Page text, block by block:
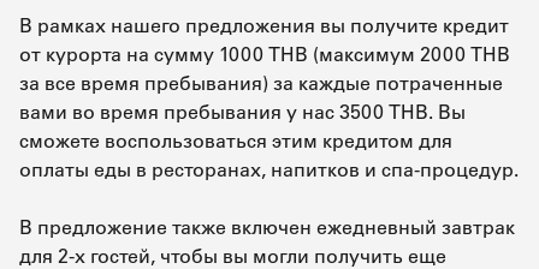
В рамках нашего предложения вы получите кредит
от курорта на сумму 1000 THB (максимум 2000 THB
за все время пребывания) за каждые потраченные
вами во время пребывания у нас 3500 THB. Вы
сможете воспользоваться этим кредитом для
оплаты еды в ресторанах, напитков и спа-процедур.
В предложение также включен ежедневный завтрак
для 2-х гостей, чтобы вы могли получить еще